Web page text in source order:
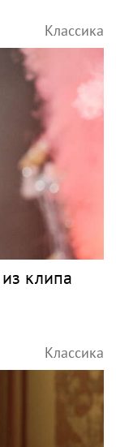
Классика
клипа
Классика